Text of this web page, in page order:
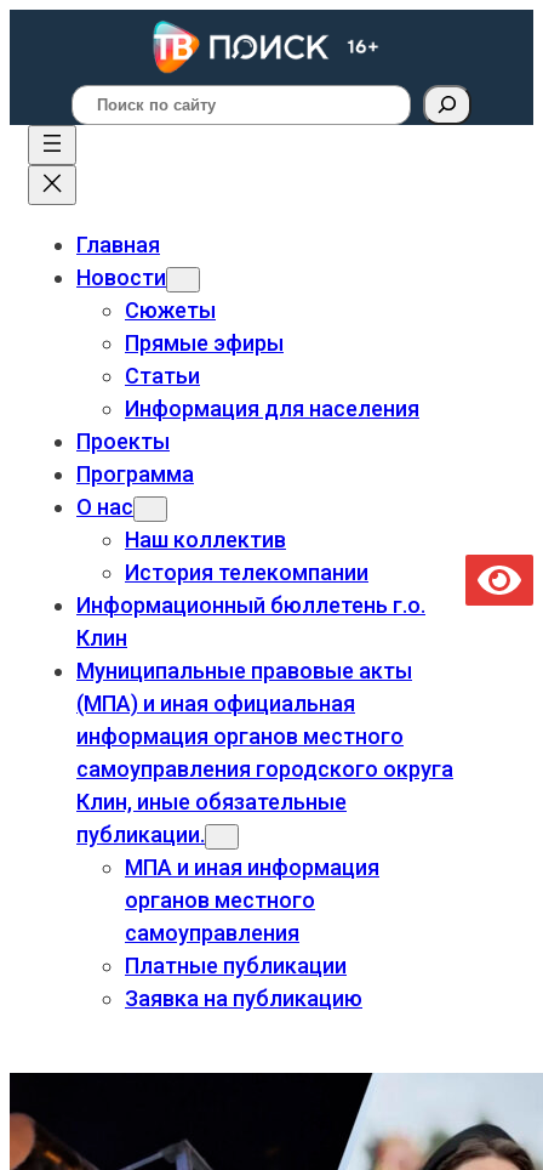
Поиск
Главная
Новости
Сюжеты
Прямые эфиры
Статьи
Информация для населения
Проекты
Программа
О нас
Наш коллектив
История телекомпании
Информационный бюллетень г.о.
Клин
Муниципальные правовые акты
(МПА) и иная официальная
информация органов местного
самоуправления городского округа
Клин, иные обязательные
публикации.
МПА и иная информация
органов местного
самоуправления
Платные публикации
Заявка на публикацию